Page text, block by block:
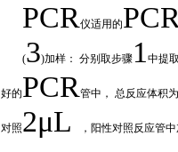
PCR仪适用的PCR
(3)加样： 分别取步骤1 中提
好的PCR管中， 总反应体积为
对照2μL ，阳性对照反应管